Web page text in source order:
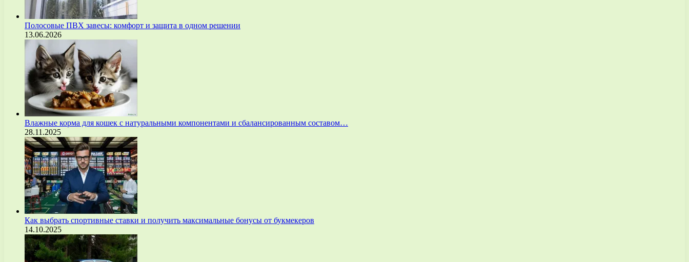
Полосовые ПВХ завесы: комфорт и защита в одном решении
13.06.2026
Влажные корма для кошек с натуральными компонентами и сбалансированным составом…
28.11.2025
Как выбрать спортивные ставки и получить максимальные бонусы от букмекеров
14.10.2025